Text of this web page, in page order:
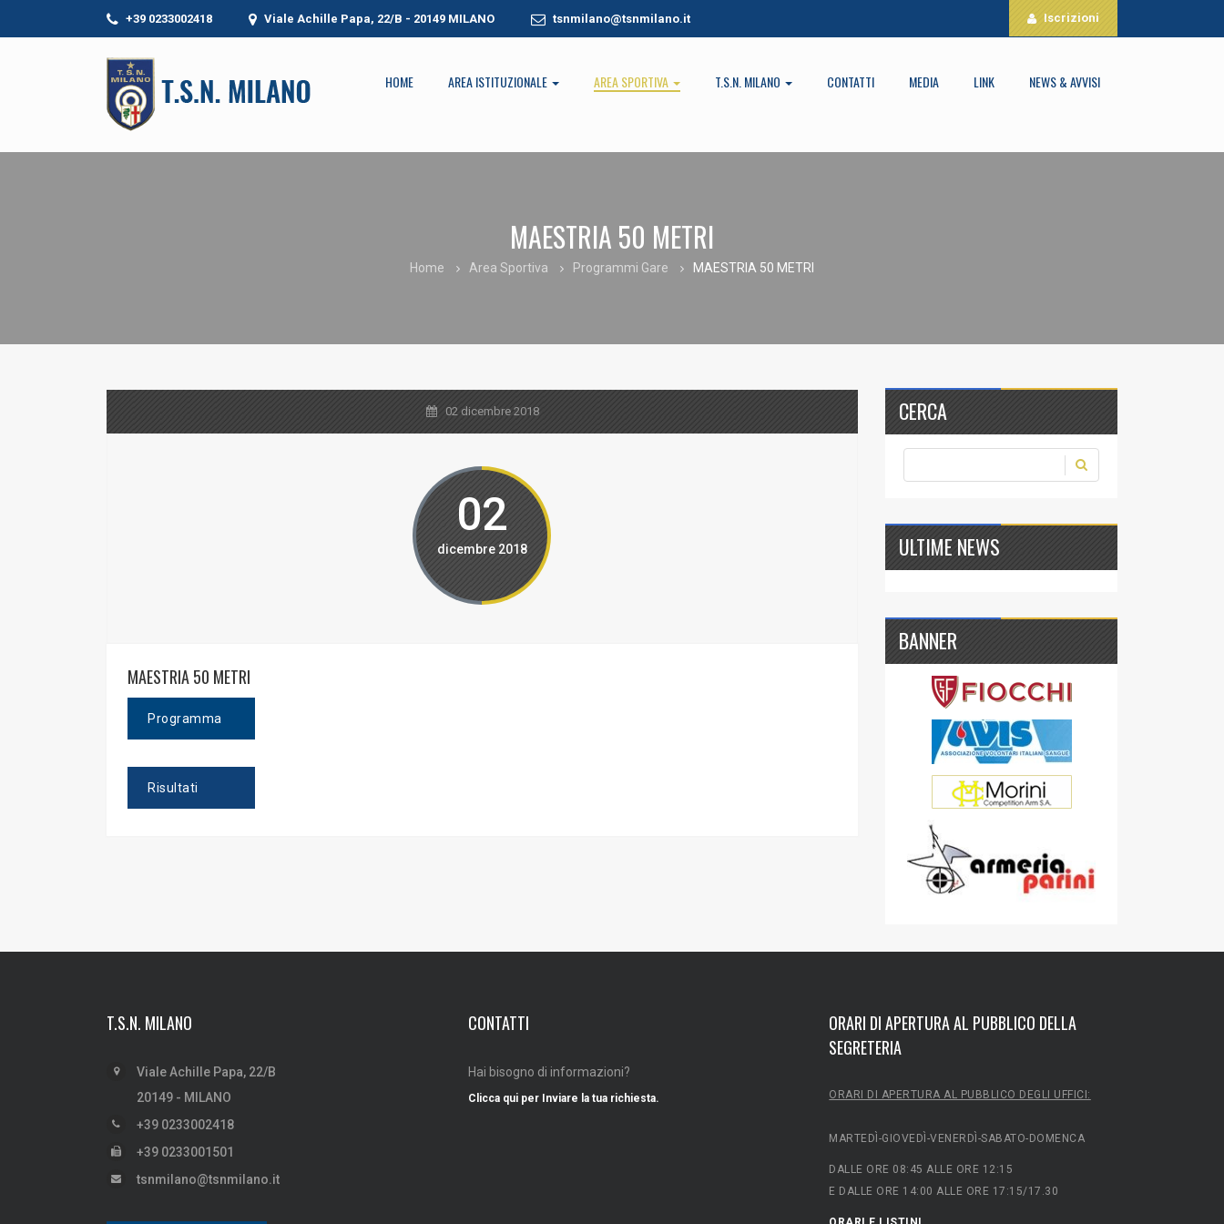
+39 0233002418 Viale Achille Papa, 22/B - 20149 MILANO tsnmilano@tsnmilano.it Iscrizioni
HOME AREA ISTITUZIONALE AREA SPORTIVA T.S.N. MILANO CONTATTI MEDIA LINK NEWS & AVVISI
MAESTRIA 50 METRI
Home Area Sportiva Programmi Gare MAESTRIA 50 METRI
02 dicembre 2018
02
dicembre 2018
MAESTRIA 50 METRI
Programma
Risultati
CERCA
ULTIME NEWS
BANNER
T.S.N. MILANO
Viale Achille Papa, 22/B
20149 - MILANO
+39 0233002418
+39 0233001501
tsnmilano@tsnmilano.it
CONTATTI
Hai bisogno di informazioni?
Clicca qui per Inviare la tua richiesta.
ORARI DI APERTURA AL PUBBLICO DELLA
SEGRETERIA
ORARI DI APERTURA AL PUBBLICO DEGLI UFFICI:
MARTEDÌ-GIOVEDÌ-VENERDÌ-SABATO-DOMENCA
DALLE ORE 08:45 ALLE ORE 12:15
E DALLE ORE 14:00 ALLE ORE 17:15/17.30